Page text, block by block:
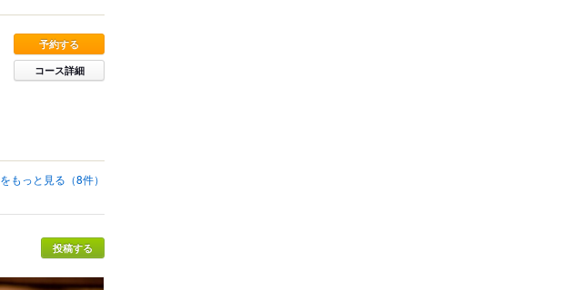
予約する
コース詳細
をもっと見る（8件）
投稿する